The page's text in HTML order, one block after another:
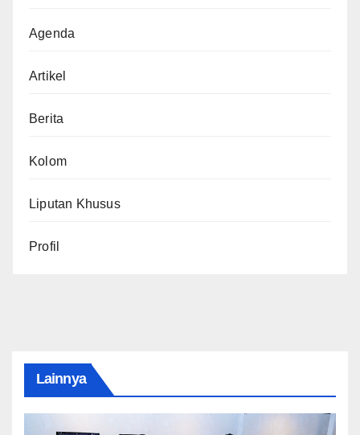
Agenda
Artikel
Berita
Kolom
Liputan Khusus
Profil
Lainnya